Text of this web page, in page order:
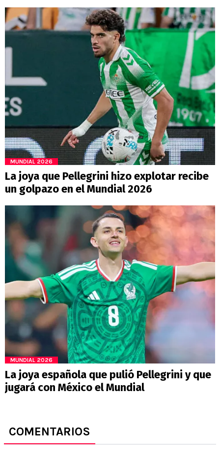
MUNDIAL 2026
La joya que Pellegrini hizo explotar recibe
un golpazo en el Mundial 2026
MUNDIAL 2026
La joya española que pulió Pellegrini y que
jugará con México el Mundial
COMENTARIOS